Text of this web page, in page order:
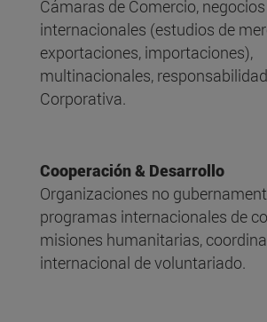
Cámaras de Comercio, negocios
internacionales (estudios de
exportaciones, importaciones),
multinacionales,
Corporativa.
Cooperación & Desarrollo
Organizaciones no
programas internacionales de
misiones humanitarias,
internacional de voluntariado.